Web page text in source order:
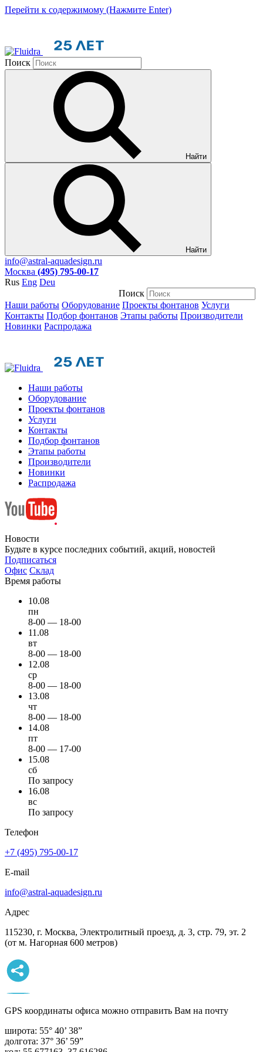
Перейти к содержимому (Нажмите Enter)
Поиск
Найти
Найти
info@astral-aquadesign.ru
Москва (495) 795-00-17
Rus Eng Deu
Поиск
Наши работы Оборудование Проекты фонтанов Услуги
Контакты Подбор фонтанов Этапы работы Производители
Новинки Распродажа
Наши работы
Оборудование
Проекты фонтанов
Услуги
Контакты
Подбор фонтанов
Этапы работы
Производители
Новинки
Распродажа
Новости
Будьте в курсе последних событий, акций, новостей
Подписаться
Офис Склад
Время работы
10.08
пн
8-00 — 18-00
11.08
вт
8-00 — 18-00
12.08
ср
8-00 — 18-00
13.08
чт
8-00 — 18-00
14.08
пт
8-00 — 17-00
15.08
сб
По запросу
16.08
вс
По запросу
Телефон
+7 (495) 795-00-17
E-mail
info@astral-aquadesign.ru
Адрес
115230, г. Москва, Электролитный проезд, д. 3, стр. 79, эт. 2
(от м. Нагорная 600 метров)
GPS координаты офиса можно отправить Вам на почту
широта: 55° 40’ 38”
долгота: 37° 36’ 59”